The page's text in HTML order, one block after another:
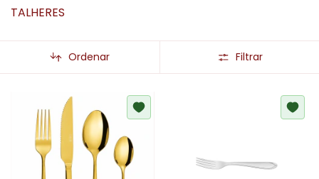
TALHERES
Ordenar Filtrar